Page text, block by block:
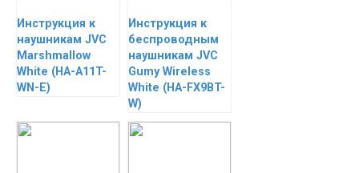
Инструкция к
наушникам JVC
Marshmallow
White (HA-A11T-
WN-E)
Инструкция к
беспроводным
наушникам JVC
Gumy Wireless
White (HA-FX9BT-
W)